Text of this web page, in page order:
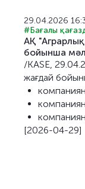
29.04.2026
#Бағалы
АҚ
бойынша
/KASE,
жағдай
[2026-04-29]